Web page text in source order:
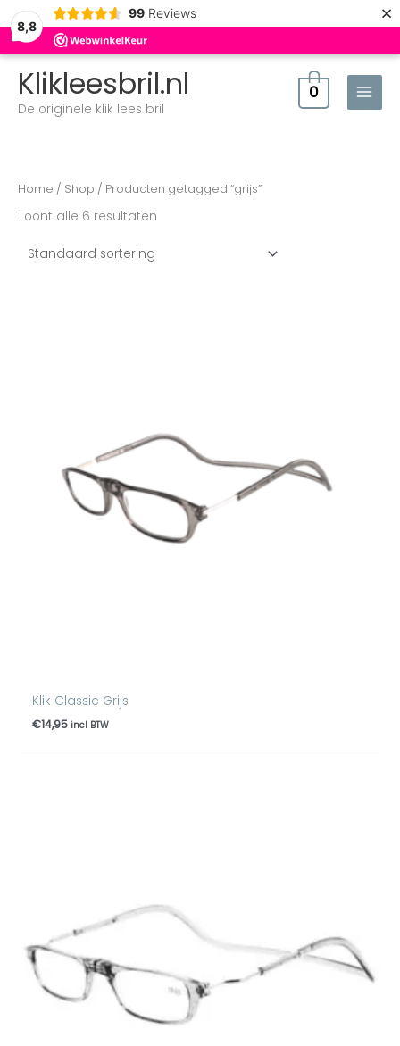
8,8
99 Reviews ×
Klikleesbril.nl
De originele klik lees bril
0
Home / Shop / Producten getagged “grijs”
Toont alle 6 resultaten
Klik Classic Grijs
€14,95 incl BTW